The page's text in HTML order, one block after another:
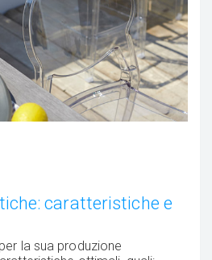
caratteristiche e
la sua produzione